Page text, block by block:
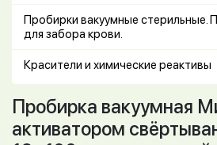
Пробирки вакуумные стерильные.
для забора крови.
Красители и химические реактивы
Пробирка вакуумная
активатором